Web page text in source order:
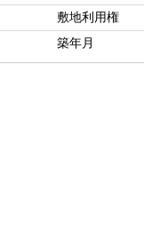
敷地利用権
築年月